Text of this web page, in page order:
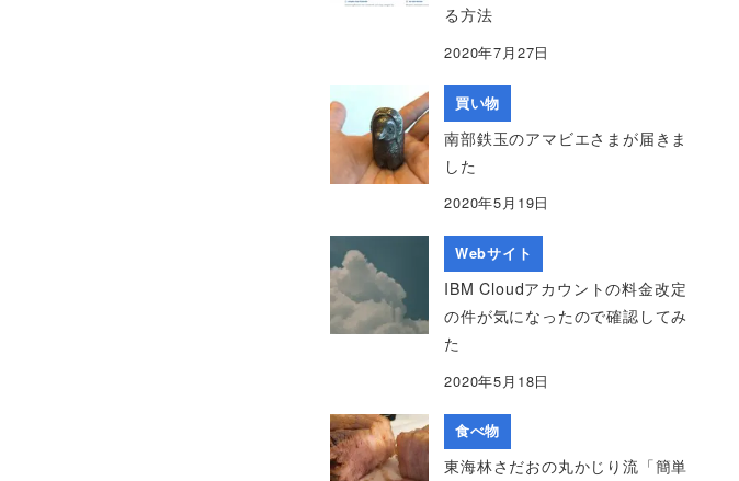
る方法
2020年7月27日
買い物
南部鉄玉のアマビエさまが届きま
した
2020年5月19日
Webサイト
IBM Cloudアカウントの料金改定
の件が気になったので確認してみ
た
2020年5月18日
食べ物
東海林さだおの丸かじり流「簡単